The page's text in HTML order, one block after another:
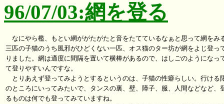
96/07/03:網を登る
なにやら檻、もとい網ががたがたと音をたてているなぁと思って網をみ
三匹の子猫のうち風邪がひどくない一匹、オス猫のター坊が網をよじ登っ
りました。網は適度に間隔を置いて横棒があるので、はしごのようになっ
て登りやすいんですな。
とりあえず登ってみようとするというのは、子猫の性癖らしい。行ける
のところにいってみたいで、タンスの裏、壁、障子、服、人間などなど、
るものは何でも登ってみていますね。